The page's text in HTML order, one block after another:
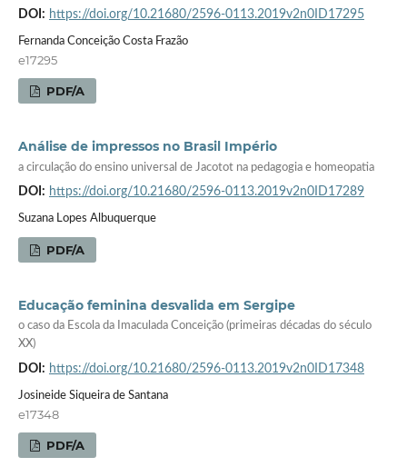
DOI: https://doi.org/10.21680/2596-0113.2019v2n0ID17295
Fernanda Conceição Costa Frazão
e17295
PDF/A
Análise de impressos no Brasil Império
a circulação do ensino universal de Jacotot na pedagogia e homeopatia
DOI: https://doi.org/10.21680/2596-0113.2019v2n0ID17289
Suzana Lopes Albuquerque
PDF/A
Educação feminina desvalida em Sergipe
o caso da Escola da Imaculada Conceição (primeiras décadas do século
XX)
DOI: https://doi.org/10.21680/2596-0113.2019v2n0ID17348
Josineide Siqueira de Santana
e17348
PDF/A